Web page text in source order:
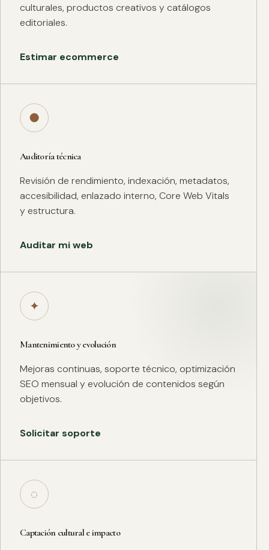
culturales, productos creativos y catálogos
editoriales.
Estimar ecommerce
●
Auditoría técnica
Revisión de rendimiento, indexación, metadatos,
accesibilidad, enlazado interno, Core Web Vitals
y estructura.
Auditar mi web
✦
Mantenimiento y evolución
Mejoras continuas, soporte técnico, optimización
SEO mensual y evolución de contenidos según
objetivos.
Solicitar soporte
◌
Captación cultural e impacto